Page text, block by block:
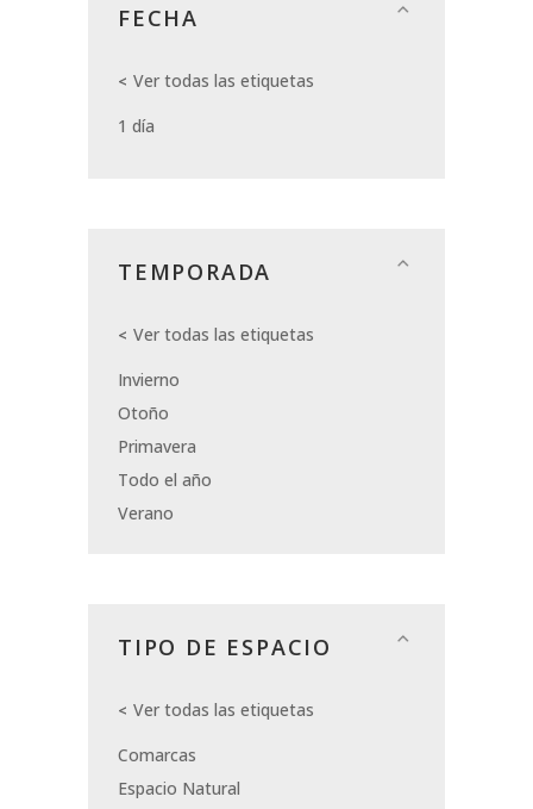
FECHA
Ver todas las etiquetas
1 día
TEMPORADA
Ver todas las etiquetas
Invierno
Otoño
Primavera
Todo el año
Verano
TIPO DE ESPACIO
Ver todas las etiquetas
Comarcas
Espacio Natural